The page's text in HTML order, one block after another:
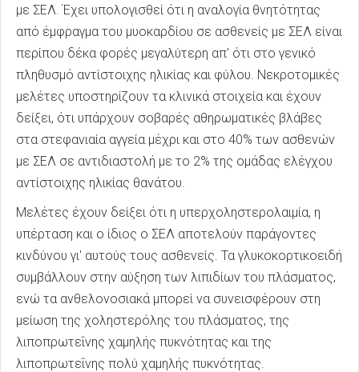
με ΣΕΛ. Έχει υπολογισθεί ότι η αναλογία θνητότητας
από έμφραγμα του μυοκαρδίου σε ασθενείς με ΣΕΛ είναι
περίπου δέκα φορές μεγαλύτερη απ' ότι στο γενικό
πληθυσμό αντίστοιχης ηλικίας και φύλου. Νεκροτομικές
μελέτες υποστηρίζουν τα κλινικά στοιχεία και έχουν
δείξει, ότι υπάρχουν σοβαρές αθηρωματικές βλάβες
στα στεφανιαία αγγεία μέχρι και στο 40% των ασθενών
με ΣΕΛ σε αντιδιαστολή με το 2% της ομάδας ελέγχου
αντίστοιχης ηλικίας θανάτου.
Μελέτες έχουν δείξει ότι η υπερχοληστερολαιμία, η
υπέρταση και ο ίδιος ο ΣΕΛ αποτελούν παράγοντες
κινδύνου γι' αυτούς τους ασθενείς. Τα γλυκοκορτικοειδή
συμβάλλουν στην αύξηση των λιπιδίων του πλάσματος,
ενώ τα ανθελονοσιακά μπορεί να συνεισφέρουν στη
μείωση της χοληστερόλης του πλάσματος, της
λιποπρωτεΐνης χαμηλής πυκνότητας και της
λιποπρωτεΐνης πολύ χαμηλής πυκνότητας.